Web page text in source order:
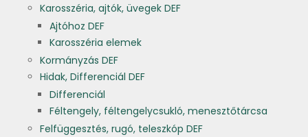
Karosszéria, ajtók, üvegek DEF
Ajtóhoz DEF
Karosszéria elemek
Kormányzás DEF
Hidak, Differenciál DEF
Differenciál
Féltengely, féltengelycsukló, menesztőtárcsa
Felfüggesztés, rugó, teleszkóp DEF